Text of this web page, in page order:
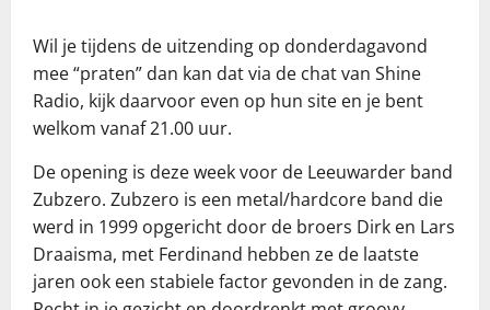
Wil je tijdens de uitzending op donderdagavond
mee “praten” dan kan dat via de chat van Shine
Radio, kijk daarvoor even op hun site en je bent
welkom vanaf 21.00 uur.
De opening is deze week voor de Leeuwarder band
Zubzero. Zubzero is een metal/hardcore band die
werd in 1999 opgericht door de broers Dirk en Lars
Draaisma, met Ferdinand hebben ze de laatste
jaren ook een stabiele factor gevonden in de zang.